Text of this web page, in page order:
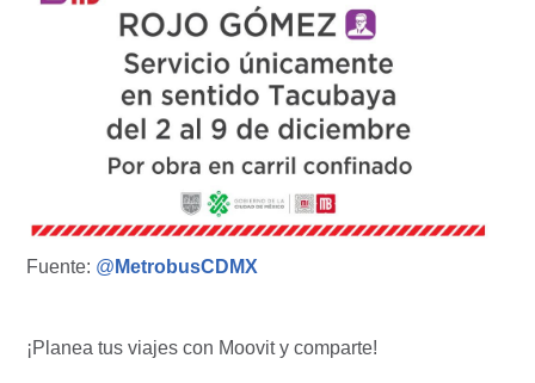
Fuente: @ MetrobusCDMX
¡Planea tus viajes con Moovit y comparte!